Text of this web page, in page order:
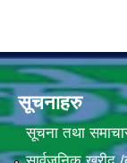
सूचनाहरु
सूचना तथा